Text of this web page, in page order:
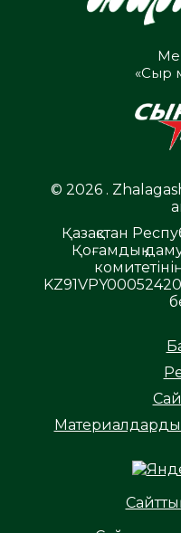
«Сыр
© 2026 .
Қазақстан
Қоғамдық